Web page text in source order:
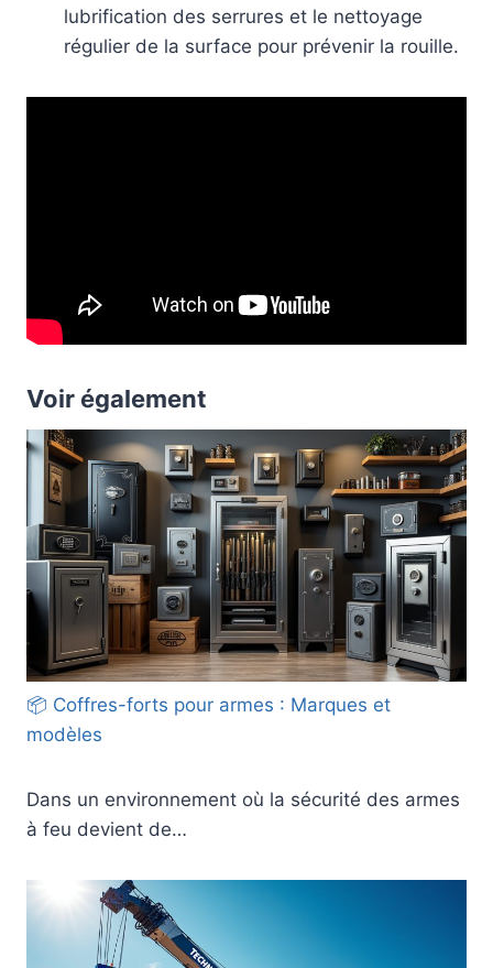
lubrification des serrures et le nettoyage
régulier de la surface pour prévenir la rouille.
Voir également
📦 Coffres-forts pour armes : Marques et
modèles
Dans un environnement où la sécurité des armes
à feu devient de…